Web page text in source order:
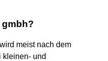
gmbh?
meist nach dem
kleinen- und